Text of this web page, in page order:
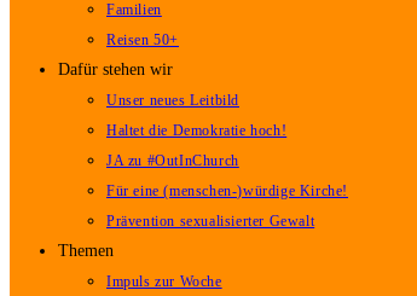
Familien
Reisen 50+
Dafür stehen wir
Unser neues Leitbild
Haltet die Demokratie hoch!
JA zu #OutInChurch
Für eine (menschen-)würdige Kirche!
Prävention sexualisierter Gewalt
Themen
Impuls zur Woche